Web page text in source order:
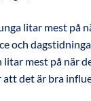
litar mest på
och
litar mest på när
det är bra